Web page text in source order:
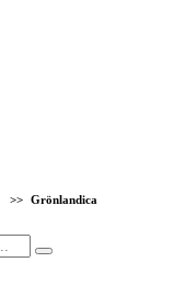
>> Grönlandica